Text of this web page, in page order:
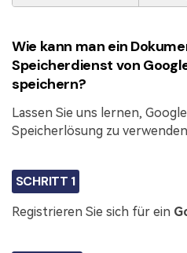
Wie kann man ein
Speicherdienst von
speichern?
Lassen Sie uns lernen,
Speicherlösung zu
SCHRITT 1
Registrieren Sie sich für ein